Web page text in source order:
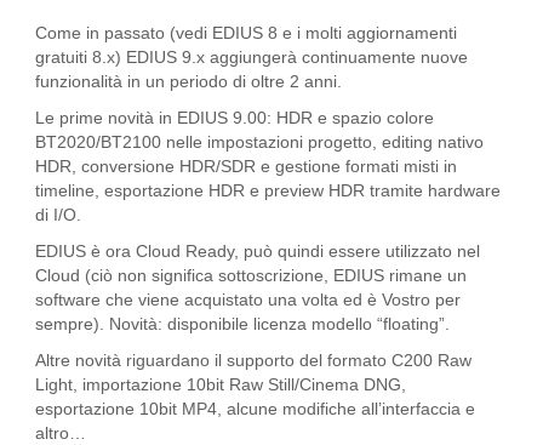
Come in passato (vedi EDIUS 8 e i molti aggiornamenti
gratuiti 8.x) EDIUS 9.x aggiungerà continuamente nuove
funzionalità in un periodo di oltre 2 anni.
Le prime novità in EDIUS 9.00: HDR e spazio colore
BT2020/BT2100 nelle impostazioni progetto, editing nativo
HDR, conversione HDR/SDR e gestione formati misti in
timeline, esportazione HDR e preview HDR tramite hardware
di I/O.
EDIUS è ora Cloud Ready, può quindi essere utilizzato nel
Cloud (ciò non significa sottoscrizione, EDIUS rimane un
software che viene acquistato una volta ed è Vostro per
sempre). Novità: disponibile licenza modello “floating”.
Altre novità riguardano il supporto del formato C200 Raw
Light, importazione 10bit Raw Still/Cinema DNG,
esportazione 10bit MP4, alcune modifiche all’interfaccia e
altro…